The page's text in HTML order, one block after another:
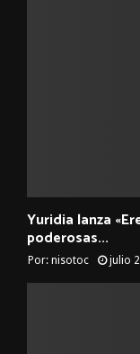
Yuridia lanza
poderosas...
Por: nisotoc julio